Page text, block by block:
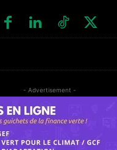
- Advertisement -